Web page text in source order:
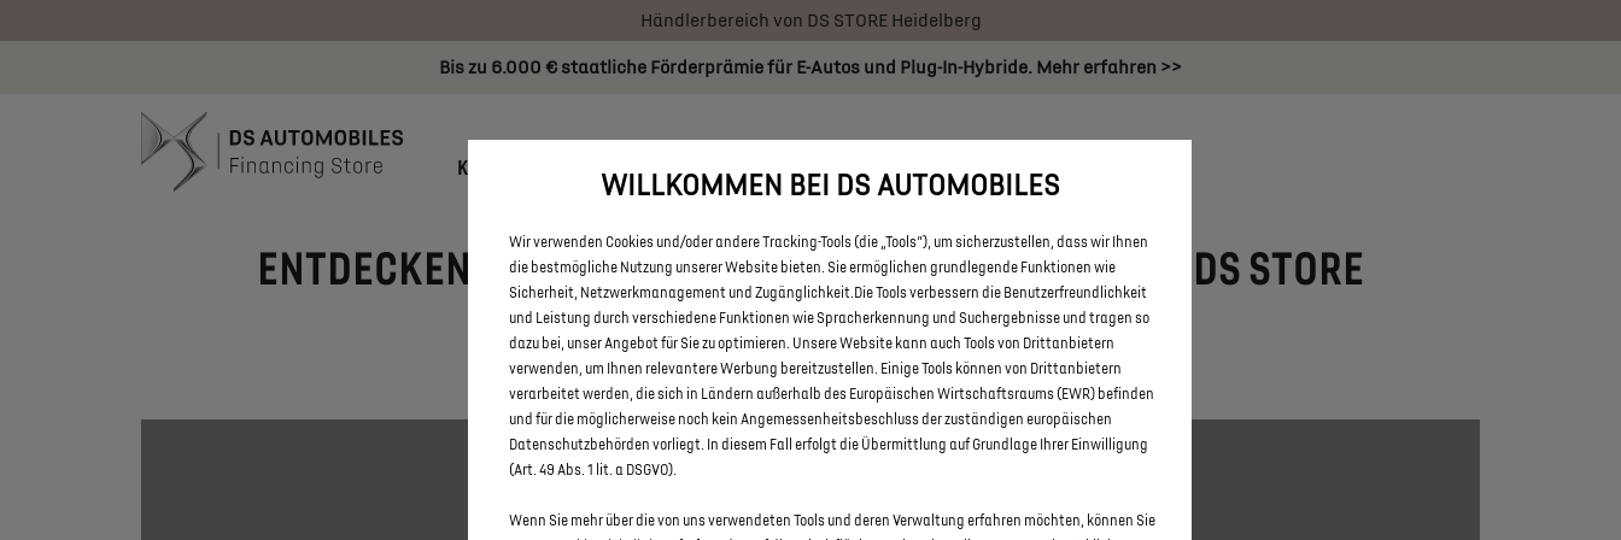
Händlerbereich von DS STORE Heidelberg
Bis zu 6.000 € staatliche Förderprämie für E-Autos und Plug-In-Hybride. Mehr erfahren >>
KONFIGURATOR
ENTDECKEN SIE ALLE DS 7 UND DS 7 CROSSBACK VON DS STORE
HEIDELBERG
WILLKOMMEN BEI DS AUTOMOBILES
Wir verwenden Cookies und/oder andere Tracking-Tools (die „Tools“), um sicherzustellen, dass wir Ihnen
die bestmögliche Nutzung unserer Website bieten. Sie ermöglichen grundlegende Funktionen wie
Sicherheit, Netzwerkmanagement und Zugänglichkeit.Die Tools verbessern die Benutzerfreundlichkeit
und Leistung durch verschiedene Funktionen wie Spracherkennung und Suchergebnisse und tragen so
dazu bei, unser Angebot für Sie zu optimieren. Unsere Website kann auch Tools von Drittanbietern
verwenden, um Ihnen relevantere Werbung bereitzustellen. Einige Tools können von Drittanbietern
verarbeitet werden, die sich in Ländern außerhalb des Europäischen Wirtschaftsraums (EWR) befinden
und für die möglicherweise noch kein Angemessenheitsbeschluss der zuständigen europäischen
Datenschutzbehörden vorliegt. In diesem Fall erfolgt die Übermittlung auf Grundlage Ihrer Einwilligung
(Art. 49 Abs. 1 lit. a DSGVO).
Wenn Sie mehr über die von uns verwendeten Tools und deren Verwaltung erfahren möchten, können Sie